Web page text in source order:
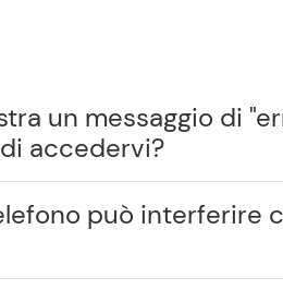
un messaggio di
accedervi?
può interferire